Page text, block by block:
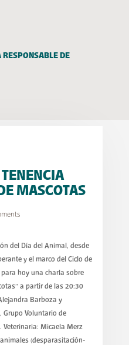
RESPONSABLE DE
MASCOTAS
del Día del Animal, desde
y el marco del Ciclo de
hoy una charla sobre
a partir de las 20:30
Barboza y
Grupo Voluntario de
Veterinaria: Micaela Merz
(desparasitación-